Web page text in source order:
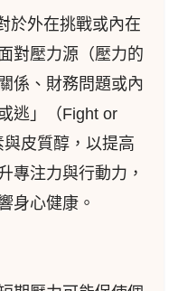
於外在挑戰或內在
對壓力源（壓力的
係、財務問題或內
逃」（Fight or
皮質醇，以提高
專注力與行動力，
身心健康。